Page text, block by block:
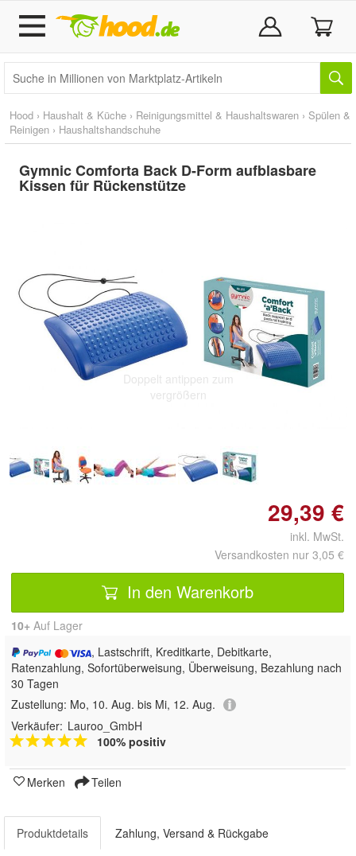
Hood › Haushalt & Küche › Reinigungsmittel & Haushaltswaren › Spülen &
Reinigen › Haushaltshandschuhe
Gymnic Comforta Back D-Form aufblasbare
Kissen für Rückenstütze
Doppelt antippen zum
vergrößern
29,39 €
inkl. MwSt.
Versandkosten nur 3,05 €
In den Warenkorb
10+ Auf Lager
, Lastschrift, Kreditkarte, Debitkarte,
Ratenzahlung, Sofortüberweisung, Überweisung, Bezahlung nach
30 Tagen
Zustellung: Mo, 10. Aug. bis Mi, 12. Aug.
Verkäufer: Lauroo_GmbH
100% positiv
Merken Teilen
Produktdetails Zahlung, Versand & Rückgabe